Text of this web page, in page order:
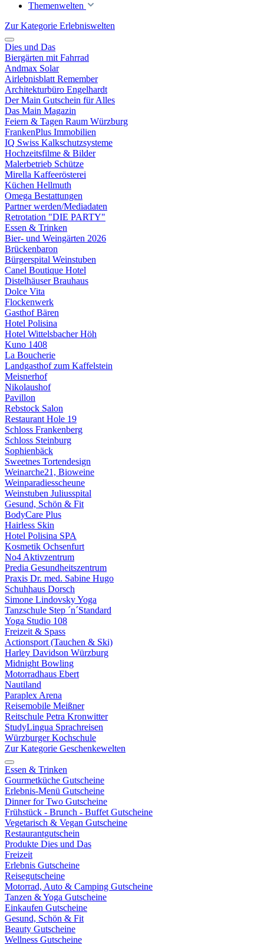
Themenwelten
Zur Kategorie Erlebniswelten
Dies und Das
Biergärten mit Fahrrad
Andmax Solar
Airlebnisblatt Remember
Architekturbüro Engelhardt
Der Main Gutschein für Alles
Das Main Magazin
Feiern & Tagen Raum Würzburg
FrankenPlus Immobilien
IQ Swiss Kalkschutzsysteme
Hochzeitsfilme & Bilder
Malerbetrieb Schütze
Mirella Kaffeerösterei
Küchen Hellmuth
Omega Bestattungen
Partner werden/Mediadaten
Retrotation "DIE PARTY"
Essen & Trinken
Bier- und Weingärten 2026
Brückenbaron
Bürgerspital Weinstuben
Canel Boutique Hotel
Distelhäuser Brauhaus
Dolce Vita
Flockenwerk
Gasthof Bären
Hotel Polisina
Hotel Wittelsbacher Höh
Kuno 1408
La Boucherie
Landgasthof zum Kaffelstein
Meisnerhof
Nikolaushof
Pavillon
Rebstock Salon
Restaurant Hole 19
Schloss Frankenberg
Schloss Steinburg
Sophienbäck
Sweetnes Tortendesign
Weinarche21, Bioweine
Weinparadiesscheune
Weinstuben Juliusspital
Gesund, Schön & Fit
BodyCare Plus
Hairless Skin
Hotel Polisina SPA
Kosmetik Ochsenfurt
No4 Aktivzentrum
Predia Gesundheitszentrum
Praxis Dr. med. Sabine Hugo
Schuhhaus Dorsch
Simone Lindovsky Yoga
Tanzschule Step ´n´Standard
Yoga Studio 108
Freizeit & Spass
Actionsport (Tauchen & Ski)
Harley Davidson Würzburg
Midnight Bowling
Motorradhaus Ebert
Nautiland
Paraplex Arena
Reisemobile Meißner
Reitschule Petra Kronwitter
StudyLingua Sprachreisen
Würzburger Kochschule
Zur Kategorie Geschenkewelten
Essen & Trinken
Gourmetküche Gutscheine
Erlebnis-Menü Gutscheine
Dinner for Two Gutscheine
Frühstück - Brunch - Buffet Gutscheine
Vegetarisch & Vegan Gutscheine
Restaurantgutschein
Produkte Dies und Das
Freizeit
Erlebnis Gutscheine
Reisegutscheine
Motorrad, Auto & Camping Gutscheine
Tanzen & Yoga Gutscheine
Einkaufen Gutscheine
Gesund, Schön & Fit
Beauty Gutscheine
Wellness Gutscheine